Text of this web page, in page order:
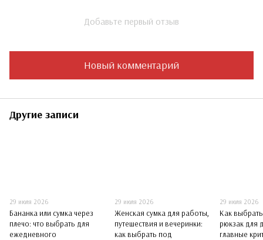
Добавьте первый отзыв
Новый комментарий
Другие записи
29 июля 2026
Бананка или сумка через
плечо: что выбрать для
ежедневного
29 июля 2026
Женская сумка для работы,
путешествия и вечеринки:
как выбрать под
29 июля 2026
Как
рюкзак для
главные